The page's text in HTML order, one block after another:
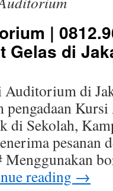
|
Gelas di
di
pengadaan
di Sekolah,
pesanan
reading →